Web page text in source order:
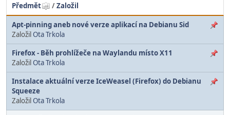
Předmět /Založil
Apt-pinning aneb nové verze aplikací na Debianu Sid
Založil Ota Trkola
Firefox - Běh prohlížeče na Waylandu místo X11
Založil Ota Trkola
Instalace aktuální verze IceWeasel (Firefox) do Debianu
Squeeze
Založil Ota Trkola